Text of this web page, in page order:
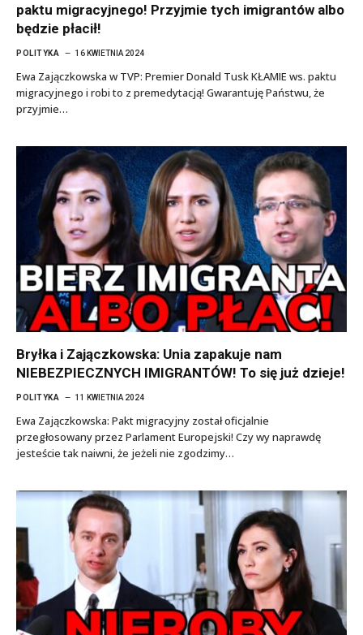
paktu migracyjnego! Przyjmie tych imigrantów albo
będzie płacił!
POLITYKA 16 KWIETNIA 2024
Ewa Zajączkowska w TVP: Premier Donald Tusk KŁAMIE ws. paktu
migracyjnego i robi to z premedytacją! Gwarantuję Państwu, że
przyjmie…
Bryłka i Zajączkowska: Unia zapakuje nam
NIEBEZPIECZNYCH IMIGRANTÓW! To się już dzieje!
POLITYKA 11 KWIETNIA 2024
Ewa Zajączkowska: Pakt migracyjny został oficjalnie
przegłosowany przez Parlament Europejski! Czy wy naprawdę
jesteście tak naiwni, że jeżeli nie zgodzimy…